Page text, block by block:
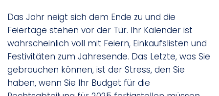
Das Jahr neigt sich dem Ende zu und die
Feiertage stehen vor der Tür. Ihr Kalender ist
wahrscheinlich voll mit Feiern, Einkaufslisten und
Festivitäten zum Jahresende. Das Letzte, was Sie
gebrauchen können, ist der Stress, den Sie
haben, wenn Sie Ihr Budget für die